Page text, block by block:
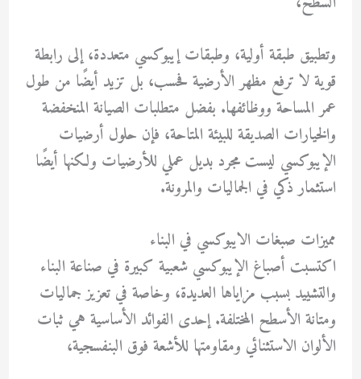
وتطبيق طبقة أولية، وطبقات إيبوكسي متعددة، إلى رابطة
قوية لا ترفع مظهر الأرضية فحسب، بل تزيد أيضًا من طول
عمر المساحة ووظائفها. بفضل متطلبات الصيانة المنخفضة
والخيارات الصديقة للبيئة المتاحة، فإن حلول أرضيات
الإيبوكسي ليست مجرد بديل عملي للأرضيات ولكنها أيضًا
استثمار ذكي في الجماليات والمرونة.
مميزات صبغات الايبوكسي في البناء
اكتسبت أصباغ الإيبوكسي شعبية كبيرة في صناعة البناء
والتشييد بسبب مزاياها العديدة، وخاصة في تعزيز جماليات
ومتانة الأسطح المختلفة. إحدى الفوائد الأساسية هي ثبات
الألوان الاستثنائي ومقاومتها للأشعة فوق البنفسجية،